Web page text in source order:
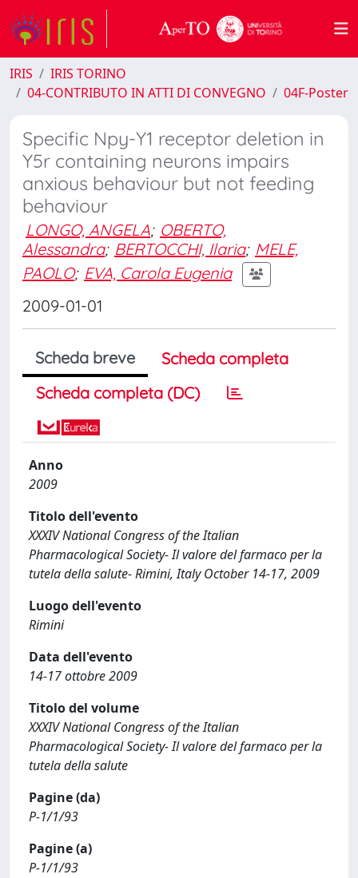
IRIS
IRIS TORINO
04-CONTRIBUTO IN ATTI DI CONVEGNO
04F-Poster
Specific Npy-Y1 receptor deletion in
Y5r containing neurons impairs
anxious behaviour but not feeding
behaviour
LONGO, ANGELA; OBERTO,
Alessandra; BERTOCCHI, Ilaria; MELE,
PAOLO; EVA, Carola Eugenia
2009-01-01
Scheda breve
Scheda completa
Scheda completa (DC)
Anno
2009
Titolo dell'evento
XXXIV National Congress of the Italian
Pharmacological Society- Il valore del farmaco per la
tutela della salute- Rimini, Italy October 14-17, 2009
Luogo dell'evento
Rimini
Data dell'evento
14-17 ottobre 2009
Titolo del volume
XXXIV National Congress of the Italian
Pharmacological Society- Il valore del farmaco per la
tutela della salute
Pagine (da)
P-1/1/93
Pagine (a)
P-1/1/93